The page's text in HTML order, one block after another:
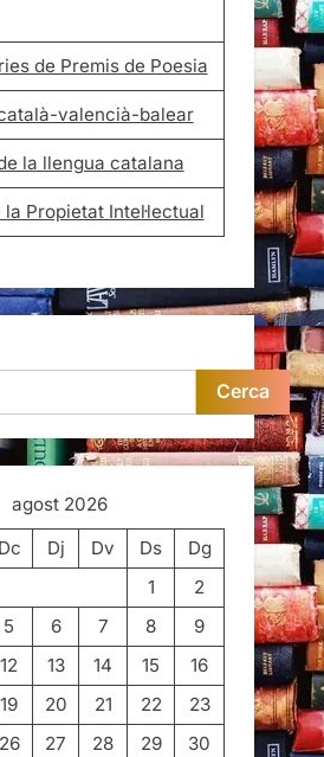
de Premis de Poesia
valencià-balear
la llengua catalana
Propietat Intel·lectual
Cerca
agost 2026
Dc Dj Dv Ds
Dg
1
2
5 6 7 8
9
12 13 14 15
16
19 20 21 22
23
26 27 28 29
30